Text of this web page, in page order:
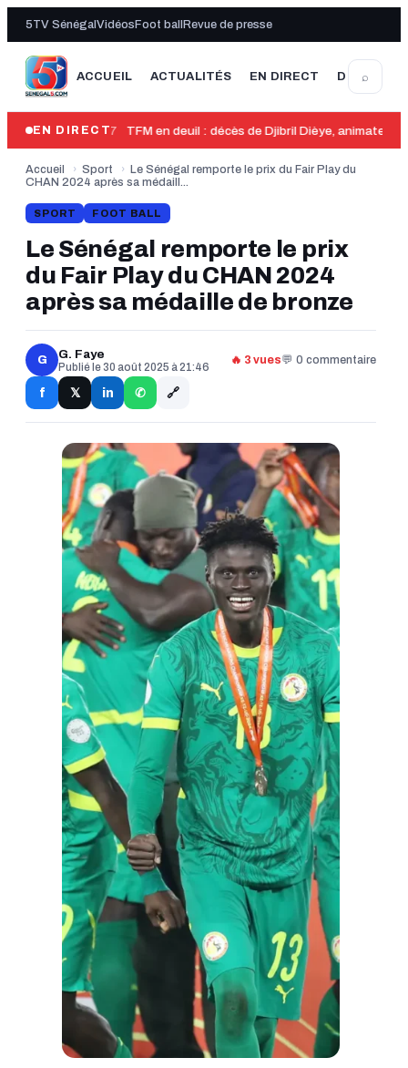
5TV Sénégal Vidéos Foot ball Revue de presse
ACCUEIL ACTUALITÉS EN DIRECT DERNIÈRE
⌕
EN DIRECT
00:37 TFM en deuil : décès de Djibril Dièye, animateur
Accueil › Sport › Le Sénégal remporte le prix du Fair Play du
CHAN 2024 après sa médaill...
SPORT FOOT BALL
Le Sénégal remporte le prix
du Fair Play du CHAN 2024
après sa médaille de bronze
G G. Faye
Publié le 30 août 2025 à 21:46
🔥 3 vues💬 0 commentaire
f 𝕏 in ✆ 🔗